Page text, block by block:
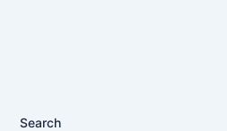
Search